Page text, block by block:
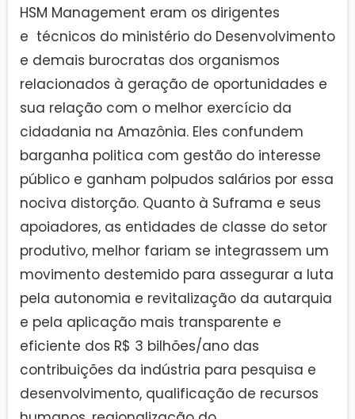
HSM Management eram os dirigentes
e técnicos do ministério do Desenvolvimento
e demais burocratas dos organismos
relacionados à geração de oportunidades e
sua relação com o melhor exercício da
cidadania na Amazônia. Eles confundem
barganha politica com gestão do interesse
público e ganham polpudos salários por essa
nociva distorção. Quanto à Suframa e seus
apoiadores, as entidades de classe do setor
produtivo, melhor fariam se integrassem um
movimento destemido para assegurar a luta
pela autonomia e revitalização da autarquia
e pela aplicação mais transparente e
eficiente dos R$ 3 bilhões/ano das
contribuições da indústria para pesquisa e
desenvolvimento, qualificação de recursos